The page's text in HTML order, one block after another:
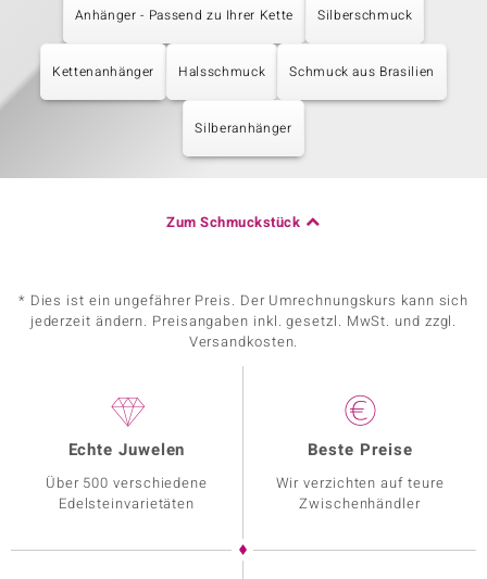
Anhänger - Passend zu Ihrer Kette Silberschmuck
Kettenanhänger Halsschmuck Schmuck aus Brasilien
Silberanhänger
Zum Schmuckstück
* Dies ist ein ungefährer Preis. Der Umrechnungskurs kann sich
jederzeit ändern. Preisangaben inkl. gesetzl. MwSt. und zzgl.
Versandkosten.
Echte Juwelen
Über 500 verschiedene
Edelsteinvarietäten
Beste Preise
Wir verzichten auf teure
Zwischenhändler